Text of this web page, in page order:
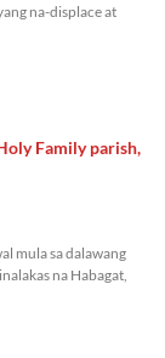
na-displace at
Family parish,
mula sa dalawang
na Habagat,